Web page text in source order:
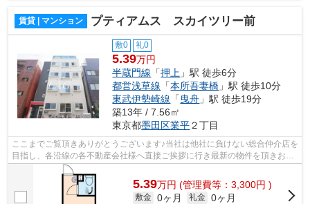
賃貸 | マンション プティアムス スカイツリー前
敷0 礼0
5.39万円
半蔵門線 「押上 」駅 徒歩6分
都営浅草線 「本所吾妻橋 」駅 徒歩10分
東武伊勢崎線 「 曳舟 」駅 徒歩19分
築13年 / 7.56㎡
東京都墨田区業平２丁目
ここまでご覧頂きありがとうございます♪当社は他社に負けない総合仲介店を
目指し、各沿線の各不動産会社様へ直接ご挨拶に行き最新の物件を頂きお客
様へ提供しております！最新の情報は...
5.39万円 (管理費等：3,300円 )
敷金 0ヶ月 礼金 0ヶ月